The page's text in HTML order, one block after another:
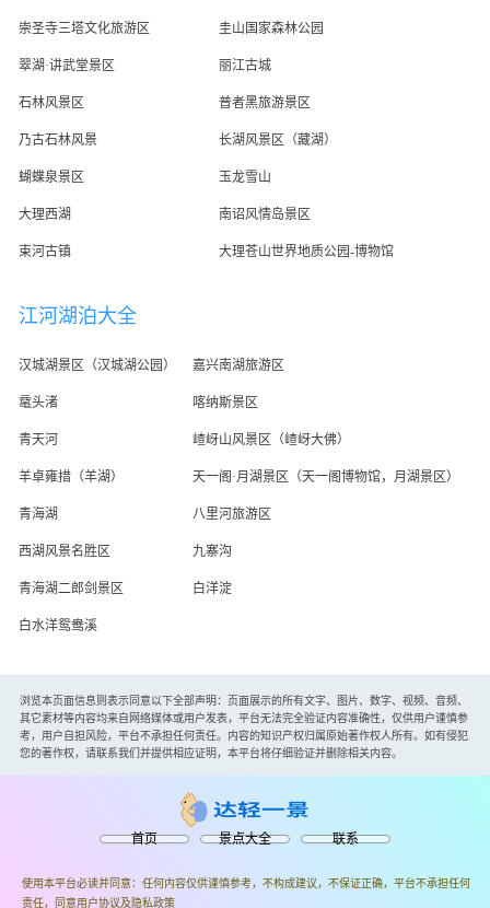
崇圣寺三塔文化旅游区 圭山国家森林公园
翠湖·讲武堂景区 丽江古城
石林风景区 普者黑旅游景区
乃古石林风景 长湖风景区（藏湖）
蝴蝶泉景区 玉龙雪山
大理西湖 南诏风情岛景区
束河古镇 大理苍山世界地质公园-博物馆
江河湖泊大全
汉城湖景区（汉城湖公园） 嘉兴南湖旅游区
鼋头渚 喀纳斯景区
青天河 嵖岈山风景区（嵖岈大佛）
羊卓雍措（羊湖） 天一阁·月湖景区（天一阁博物馆，月湖景区）
青海湖 八里河旅游区
西湖风景名胜区 九寨沟
青海湖二郎剑景区 白洋淀
白水洋鸳鸯溪
浏览本页面信息则表示同意以下全部声明：页面展示的所有文字、图片、数字、视频、音频、
其它素材等内容均来自网络媒体或用户发表，平台无法完全验证内容准确性，仅供用户谨慎参
考，用户自担风险，平台不承担任何责任。内容的知识产权归属原始著作权人所有。如有侵犯
您的著作权，请联系我们并提供相应证明，本平台将仔细验证并删除相关内容。
首页 景点大全 联系
使用本平台必读并同意：任何内容仅供谨慎参考，不构成建议，不保证正确，平台不承担任何
责任，同意用户协议及 隐私政策